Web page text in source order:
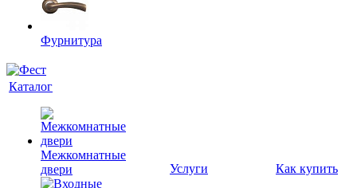
Фурнитура
Каталог
Межкомнатные
двери
Услуги
Как купить